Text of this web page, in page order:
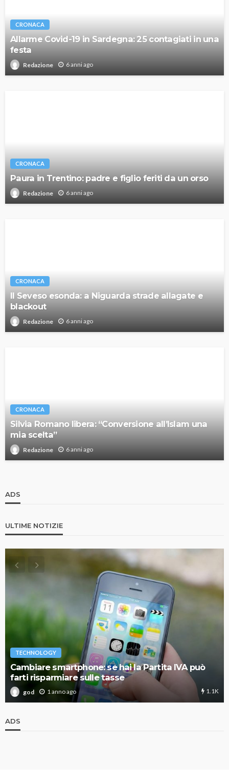
CRONACA
Allarme Covid-19 in Sardegna: 25 contagiati in una
festa
Redazione 6 anni ago
CRONACA
Paura in Trentino: padre e figlio feriti da un orso
Redazione 6 anni ago
CRONACA
Il Seveso esonda: a Niguarda strade allagate e
blackout
Redazione 6 anni ago
CRONACA
Silvia Romano libera: “Conversione all’Islam una
mia scelta”
Redazione 6 anni ago
ADS
ULTIME NOTIZIE
TECHNOLOGY
Cambiare smartphone: se hai la Partita IVA può
farti risparmiare sulle tasse
god 1 anno ago 1.1K
ADS